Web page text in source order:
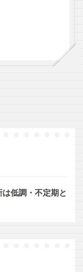
低調・不定期と